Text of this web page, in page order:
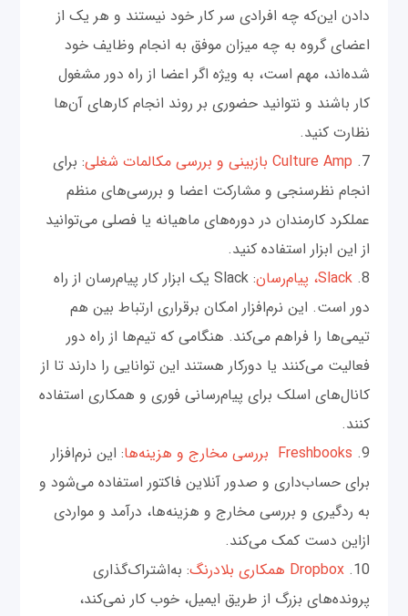
دادن این‌که چه افرادی سر کار خود نیستند و هر یک از
اعضای گروه به چه میزان موفق به انجام وظایف خود
شده‌اند، مهم است، به ویژه اگر اعضا از راه دور مشغول
کار باشند و نتوانید حضوری بر روند انجام کارهای آن‌ها
نظارت کنید.
7. Culture Amp بازبینی و بررسی مکالمات شغلی
: برای
انجام نظرسنجی و مشارکت اعضا و بررسی‌های منظم
عملکرد کارمندان در دوره‌های ماهیانه یا فصلی می‌توانید
از این ابزار استفاده کنید.
8. Slack، پیام‌رسان
: Slack یک ابزار کار پیام‌رسان از راه
دور است. این نرم‌افزار امکان برقراری ارتباط بین هم
تیمی‌‌ها را فراهم می‌کند. هنگامی‌ که تیم‌ها از راه دور
فعالیت می‌‌کنند یا دورکار هستند این توانایی را دارند تا از
کانال‌های اسلک برای پیام‌رسانی فوری و همکاری استفاده
کنند.
9. Freshbooks بررسی مخارج و هزینه‌ها
: این نرم‌افزار
برای حساب‌داری و صدور آنلاین فاکتور استفاده می‌‌شود و
به ردگیری و بررسی مخارج و هزینه‌ها، درآمد و مواردی
ازاین دست کمک می‌‌کند.
10. Dropbox همکاری بلادرنگ
: به‌اشتراک‌گذاری
پرونده‌های بزرگ از طریق ایمیل، خوب کار نمی‌‌کند،